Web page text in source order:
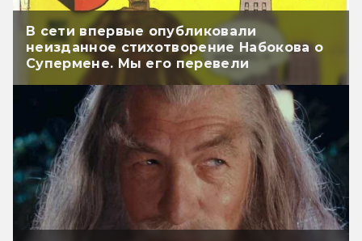
В сети впервые опубликовали
неизданное стихотворение Набокова о
Супермене. Мы его перевели